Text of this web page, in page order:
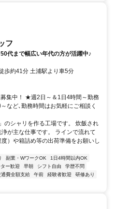
フ
代まで幅広い年代の方が活躍中♪
歩約41分 土浦駅より車5分
集中！ ★週2日～＆1日4時間～勤務
など､勤務時間はお気軽にご相談く
のシャリを作る工場です。 炊飯され
が主な仕事です。 ラインで流れて
）や箱詰め等の出荷準備をお願いし
副業・WワークOK
1日4時間以内OK
ー歓迎 早朝 シフト自由
学歴不問
通費全額支給 午前 経験者歓迎
研修あり